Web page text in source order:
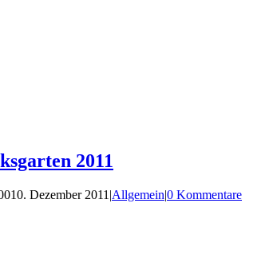
2011
10. Dezember 2011 |Allgemein|0 Kommentare